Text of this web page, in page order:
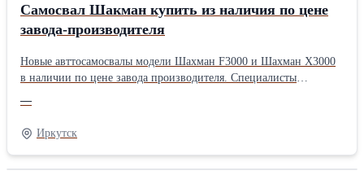
Самосвал Шакман купить из наличия по цене
завода-производителя
Новые авттосамосвалы модели Шахман F3000 и Шахман Х3000
в наличии по цене завода производителя. Специалисты
техники более 13 лет! Спецтехника в наличии, а также мы
поставлям ее на заказ под ваш запрос. Предлагем самосвалы из
наличия мс полным комплектом документов. Оформление
самосвалов в лизинг. Доставка до места эксплуатации.
—
Иркутск